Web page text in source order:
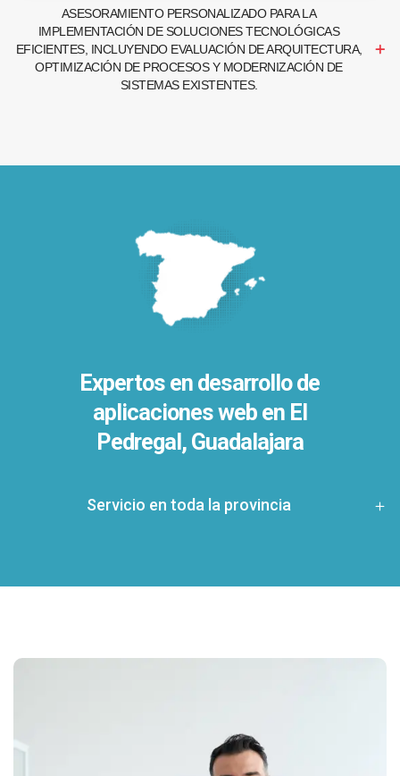
ASESORAMIENTO PERSONALIZADO PARA LA
IMPLEMENTACIÓN DE SOLUCIONES TECNOLÓGICAS
EFICIENTES, INCLUYENDO EVALUACIÓN DE ARQUITECTURA,
OPTIMIZACIÓN DE PROCESOS Y MODERNIZACIÓN DE
SISTEMAS EXISTENTES.
Expertos en desarrollo de
aplicaciones web en El
Pedregal, Guadalajara
Servicio en toda la provincia